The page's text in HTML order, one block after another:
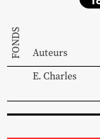
FONDS Auteurs
E. Charles